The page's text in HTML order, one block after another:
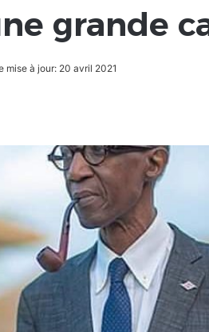
grande
mise à jour: 20 avril 2021